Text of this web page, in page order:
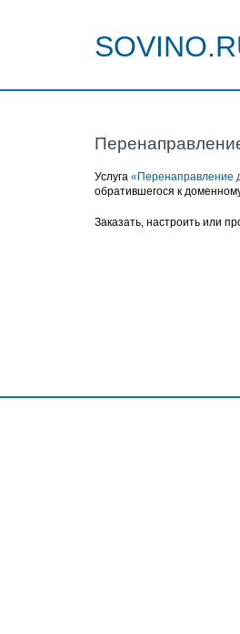
Услуга «Перенаправление
обратившегося к
Заказать, настроить или